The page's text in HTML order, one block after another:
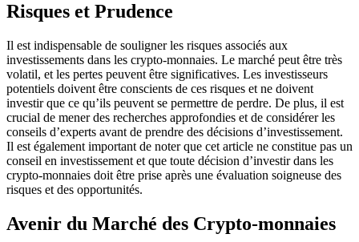
Risques et Prudence
Il est indispensable de souligner les risques associés aux
investissements dans les crypto-monnaies. Le marché peut être très
volatil, et les pertes peuvent être significatives. Les investisseurs
potentiels doivent être conscients de ces risques et ne doivent
investir que ce qu’ils peuvent se permettre de perdre. De plus, il est
crucial de mener des recherches approfondies et de considérer les
conseils d’experts avant de prendre des décisions d’investissement.
Il est également important de noter que cet article ne constitue pas un
conseil en investissement et que toute décision d’investir dans les
crypto-monnaies doit être prise après une évaluation soigneuse des
risques et des opportunités.
Avenir du Marché des Crypto-monnaies